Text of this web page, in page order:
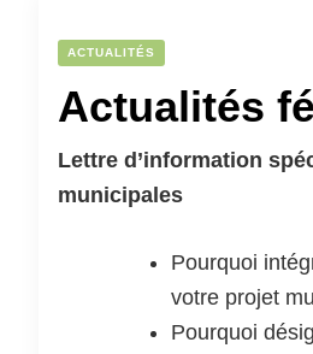
ACTUALITÉS
Actualités
Lettre d’information
municipales
Pourquoi
votre projet
Pourquoi